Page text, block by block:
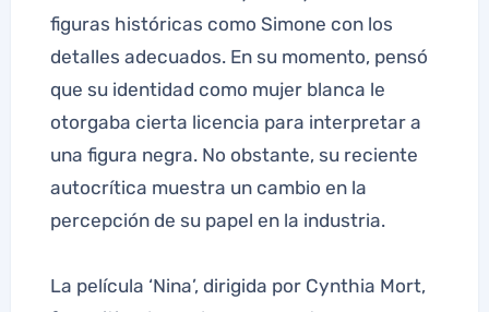
figuras históricas como Simone con los
detalles adecuados. En su momento, pensó
que su identidad como mujer blanca le
otorgaba cierta licencia para interpretar a
una figura negra. No obstante, su reciente
autocrítica muestra un cambio en la
percepción de su papel en la industria.
La película ‘Nina’, dirigida por Cynthia Mort,